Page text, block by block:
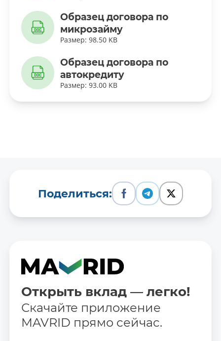
Образец договора по
микрозайму
Размер: 98.50 KB
Образец договора по
автокредиту
Размер: 93.00 KB
Поделиться:
Открыть вклад — легко!
Скачайте приложение
MAVRID прямо сейчас.